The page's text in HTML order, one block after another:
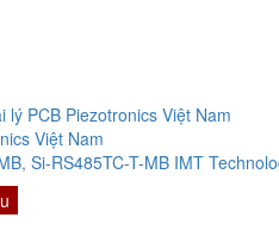
PCB Piezotronics Việt Nam
Việt Nam
Si-RS485TC-T-MB IMT